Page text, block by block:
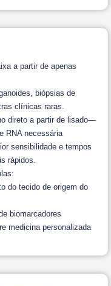
a partir de apenas
biópsias de
clínicas raras.
direto a partir de lisado—
RNA necessária
sensibilidade e tempos
rápidos.
do tecido de origem do
biomarcadores
medicina personalizada